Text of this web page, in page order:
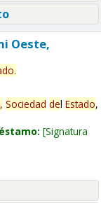
Oeste,
.
Sociedad del Estado,
Signatura